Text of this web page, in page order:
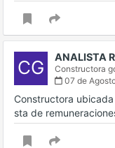
CG ANALISTA
Constructora
07 de
Constructora
sta de